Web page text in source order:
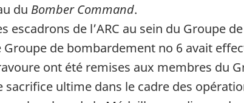
du Bomber Command.
escadrons de l’ARC au sein du Groupe
de bombardement no 6 avait
ont été remises aux membres du
sacrifice ultime dans le cadre des